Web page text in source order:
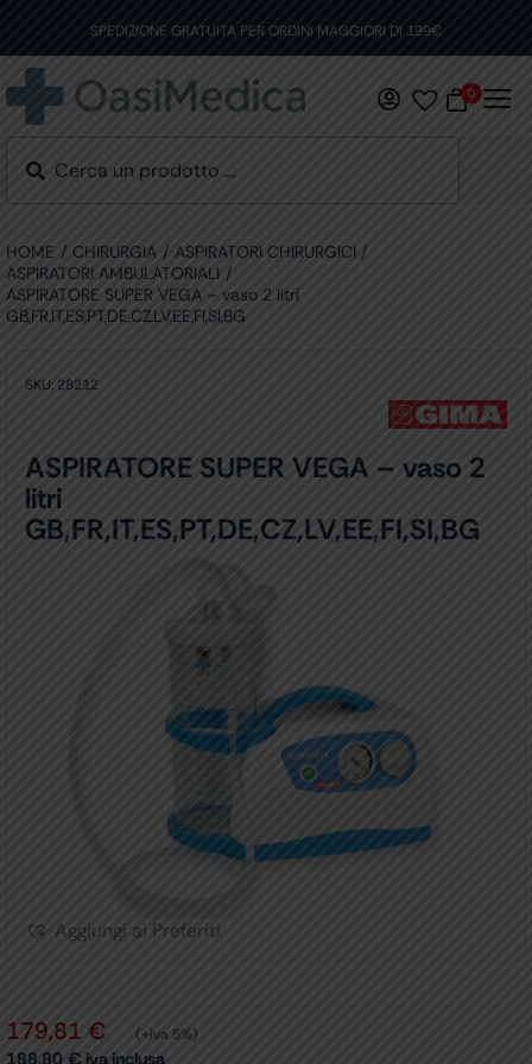
content
SPEDIZIONE GRATUITA PER ORDINI MAGGIORI DI 199€
0
HOME CHIRURGIA
ASPIRATORI CHIRURGICI
ASPIRATORI AMBULATORIALI
ASPIRATORE SUPER VEGA – vaso 2 litri
GB,FR,IT,ES,PT,DE,CZ,LV,EE,FI,SI,BG
SKU: 28212
ASPIRATORE SUPER VEGA – vaso 2
litri
GB,FR,IT,ES,PT,DE,CZ,LV,EE,FI,SI,BG
Aggiungi ai Preferiti
179,81 € (+iva 5%)
188,80 € iva inclusa